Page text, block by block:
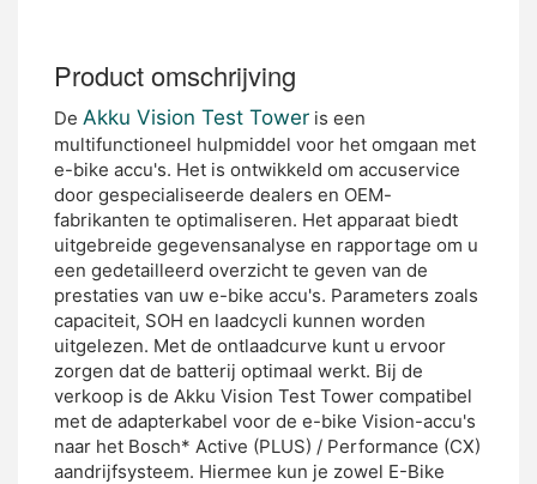
Product omschrijving
De Akku Vision Test Tower is een
multifunctioneel hulpmiddel voor het omgaan met
e-bike accu's. Het is ontwikkeld om accuservice
door gespecialiseerde dealers en OEM-
fabrikanten te optimaliseren. Het apparaat biedt
uitgebreide gegevensanalyse en rapportage om u
een gedetailleerd overzicht te geven van de
prestaties van uw e-bike accu's. Parameters zoals
capaciteit, SOH en laadcycli kunnen worden
uitgelezen. Met de ontlaadcurve kunt u ervoor
zorgen dat de batterij optimaal werkt. Bij de
verkoop is de Akku Vision Test Tower compatibel
met de adapterkabel voor de e-bike Vision-accu's
naar het Bosch* Active (PLUS) / Performance (CX)
aandrijfsysteem. Hiermee kun je zowel E-Bike